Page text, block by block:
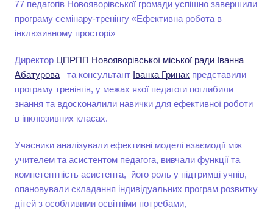
77 педагогів Новояворівської громади успішно завершили
програму семінару-тренінгу «Ефективна робота в
інклюзивному просторі»
Директор ЦПРПП Новояворівської міської ради Іванна
Абатурова та консультант Іванка Гринак представили
програму тренінгів, у межах якої педагоги поглибили
знання та вдосконалили навички для ефективної роботи
в інклюзивних класах.
Учасники аналізували ефективні моделі взаємодії між
учителем та асистентом педагога, вивчали функції та
компетентність асистента, його роль у підтримці учнів,
опановували складання індивідуальних програм розвитку
дітей з особливими освітніми потребами,